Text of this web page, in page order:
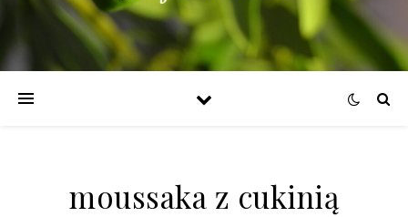
moussaka z cukinią